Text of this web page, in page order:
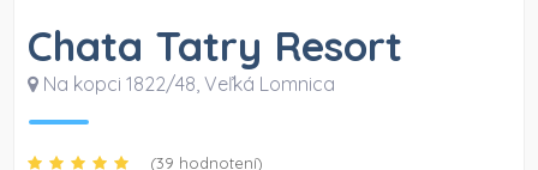
Chata Tatry Resort
Na kopci 1822/48, Veľká Lomnica
(39 hodnotení)